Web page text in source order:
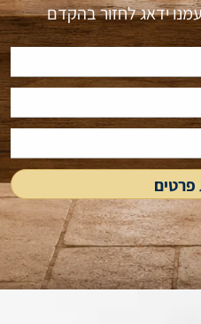
ידאג לחזור בהקדם